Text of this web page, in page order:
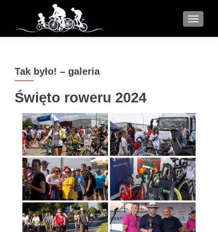
MENU
Tak było! – galeria
Święto roweru 2024